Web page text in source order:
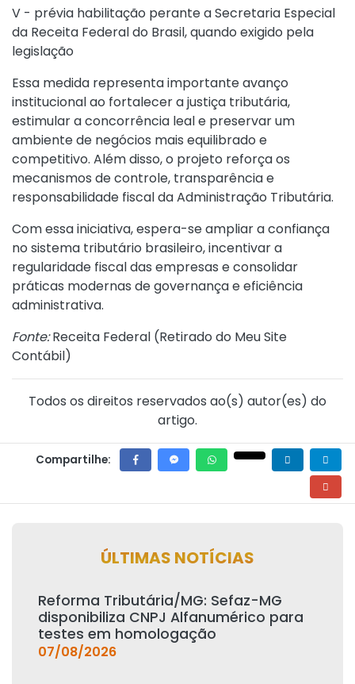
V - prévia habilitação perante a Secretaria Especial
da Receita Federal do Brasil, quando exigido pela
legislação
Essa medida representa importante avanço
institucional ao fortalecer a justiça tributária,
estimular a concorrência leal e preservar um
ambiente de negócios mais equilibrado e
competitivo. Além disso, o projeto reforça os
mecanismos de controle, transparência e
responsabilidade fiscal da Administração Tributária.
Com essa iniciativa, espera-se ampliar a confiança
no sistema tributário brasileiro, incentivar a
regularidade fiscal das empresas e consolidar
práticas modernas de governança e eficiência
administrativa.
Fonte:Receita Federal (Retirado do Meu Site
Contábil)
Todos os direitos reservados ao(s) autor(es) do
artigo.
Compartilhe:
ÚLTIMAS NOTÍCIAS
Reforma Tributária/MG: Sefaz-MG
disponibiliza CNPJ Alfanumérico para
testes em homologação
07/08/2026